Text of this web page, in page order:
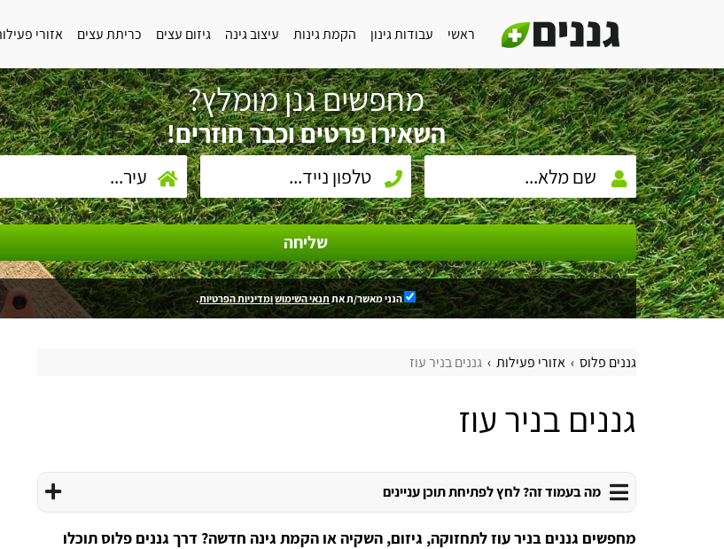
ראשי עבודות גינון הקמת גינות עיצוב גינה גיזום עצים כריתת עצים אזורי
מחפשים גנן מומלץ?
השאירו פרטים וכבר חוזרים!
שליחה
הנני מאשר/ת את תנאי השימושומדיניות הפרטיות.
גננים פלוס אזורי פעילות גננים בניר עוז
גננים בניר עוז
מה בעמוד זה? לחץ לפתיחת תוכן עניינים
מחפשים גננים בניר עוז לתחזוקה, גיזום, השקיה או הקמת גינה חדשה? דרך גננים פלוס תוכלו